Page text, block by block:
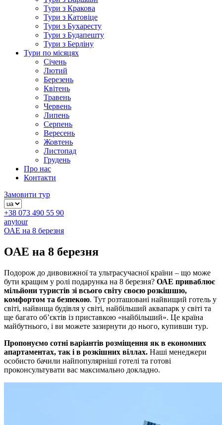
Тури з Кракова
Тури з Катовіце
Тури з Бухаресту
Тури з Будапешту
Тури з Берліну
Тури по місяцях
Січень
Лютий
Березень
Квітень
Травень
Червень
Липень
Серпень
Вересень
Жовтень
Листопад
Грудень
Про нас
Контакти
Замовити тур
+38 073 490 55 90
anytour
ОАЕ на 8 березня
ОАЕ на 8 березня
Подорож до дивовижної та ультрасучасної країни – що може
бути кращим у ролі подарунка на 8 березня? ОАЕ приваблює
мільйони туристів зі всього світу своєю розкішшю,
комфортом та безпекою. Тут розташовані найвищий готель у
світі, найвища будівля у світі, найбільший аквапарк у світі та
ще багато об’єктів із приставкою «найбільший». Це країна
майбутнього, і ви можете зазирнути до нього, купивши тур.
Пропонуємо сотні варіантів розміщення як в економних
апартаментах, так і в розкішних віллах. Наші менеджери
особисто бачили найпопулярніші готелі та готові
проконсультувати вас максимально докладно.